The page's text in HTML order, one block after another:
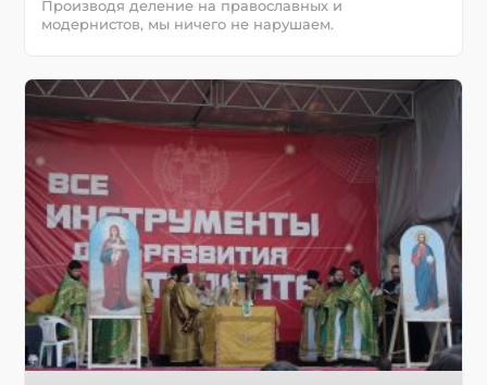
Производя деление на православных и
модернистов, мы ничего не нарушаем.